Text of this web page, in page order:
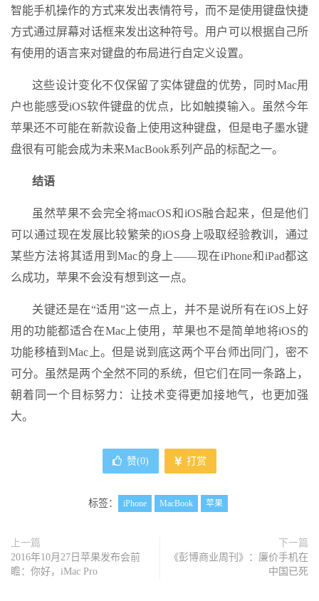
智能手机操作的方式来发出表情符号，而不是使用键盘快捷
方式通过屏幕对话框来发出这种符号。用户可以根据自己所
有使用的语言来对键盘的布局进行自定义设置。
这些设计变化不仅保留了实体键盘的优势，同时Mac用
户也能感受iOS软件键盘的优点，比如触摸输入。虽然今年
苹果还不可能在新款设备上使用这种键盘，但是电子墨水键
盘很有可能会成为未来MacBook系列产品的标配之一。
结语
虽然苹果不会完全将macOS和iOS融合起来，但是他们
可以通过现在发展比较繁荣的iOS身上吸取经验教训，通过
某些方法将其适用到Mac的身上——现在iPhone和iPad都这
么成功，苹果不会没有想到这一点。
关键还是在“适用”这一点上，并不是说所有在iOS上好
用的功能都适合在Mac上使用，苹果也不是简单地将iOS的
功能移植到Mac上。但是说到底这两个平台师出同门，密不
可分。虽然是两个全然不同的系统，但它们在同一条路上，
朝着同一个目标努力：让技术变得更加接地气，也更加强
大。
赞(0) 打赏
标签： iPhone MacBook 苹果
上一篇
2016年10月27日苹果发布会前
瞻：你好，iMac Pro
下一篇
《彭博商业周刊》：廉价手机在
中国已死